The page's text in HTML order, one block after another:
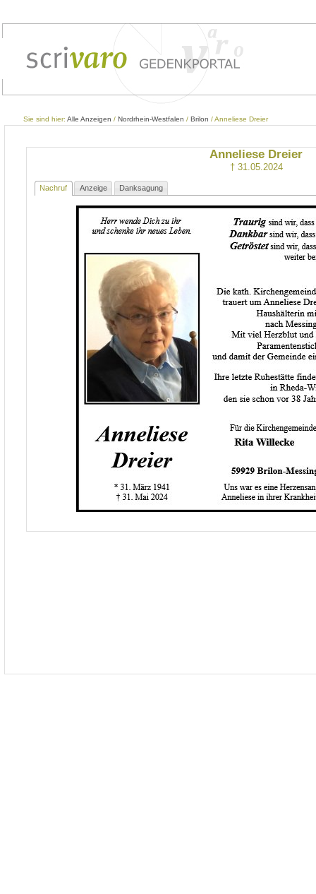
Sie sind hier: Alle Anzeigen / Nordrhein-Westfalen / Brilon / Anneliese Dreier
Anneliese Dreier
† 31.05.2024
Nachruf Anzeige Danksagung